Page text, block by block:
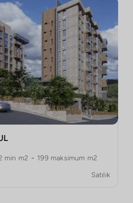
min m2 - 199 maksimum m2
Satılık